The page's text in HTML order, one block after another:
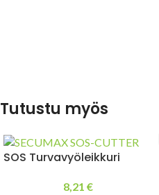
Tutustu myös
SOS Turvavyöleikkuri
8,21 €